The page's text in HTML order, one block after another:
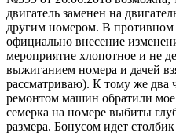
двигатель заменен на
другим номером. В противном
официально внесение
мероприятие хлопотное и не
выжиганием номера и дачей
рассматриваю). К тому же два
ремонтом машин обратили
семерка на номере выбиты
размера. Бонусом идет